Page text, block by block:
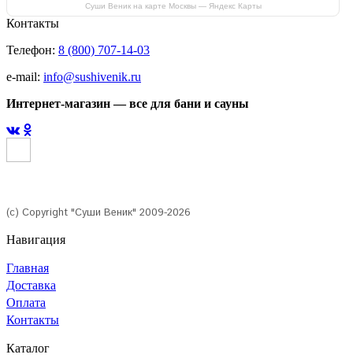
Суши Веник на карте Москвы — Яндекс Карты
Контакты
Телефон: 8 (800) 707-14-03
e-mail: info@sushivenik.ru
Интернет-магазин — все для бани и сауны
(с) Copyright "Суши Веник" 2009-2026
Навигация
Главная
Доставка
Оплата
Контакты
Каталог